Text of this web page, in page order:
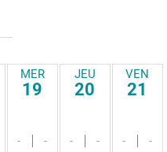
MER
19
- -
JEU
20
- -
VEN
21
- -